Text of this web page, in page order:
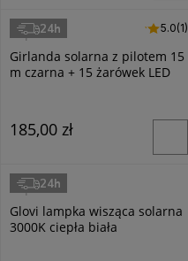
Superled
Girlanda solarna z pilotem 15
m czarna + 15 żarówek LED
5.0 (1)
5.0(1)
185,00 zł
24h
Superled
Glovi lampka wisząca solarna
3000K ciepła biała
24h